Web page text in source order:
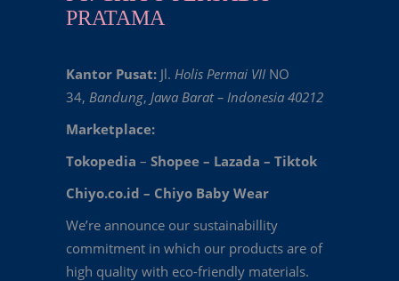
PRATAMA
Kantor Pusat: Jl. Holis Permai VII NO
34, Bandung, Jawa Barat – Indonesia 40212
Marketplace:
Tokopedia – Shopee – Lazada – Tiktok
Chiyo.co.id – Chiyo Baby Wear
We’re announce our sustainabillity
commitment in which our products are of
high quality with eco-friendly materials.